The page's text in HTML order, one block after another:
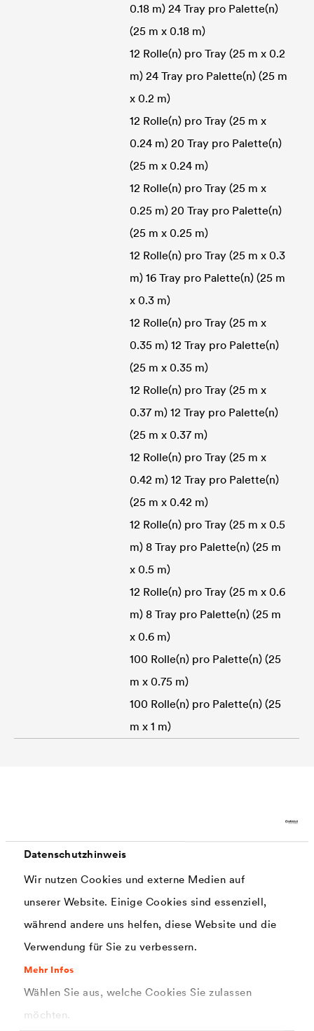
Datenschutzhinweis
Wir nutzen Cookies und externe Medien auf
unserer Website. Einige Cookies sind essenziell,
während andere uns helfen, diese Website und die
Verwendung für Sie zu verbessern.
Mehr Infos
Wählen Sie aus, welche Cookies Sie zulassen
möchten.
0.18 m) 24 Tray pro Palette(n)
(25 m x 0.18 m)
12 Rolle(n) pro Tray (25 m x 0.2
m) 24 Tray pro Palette(n) (25 m
x 0.2 m)
12 Rolle(n) pro Tray (25 m x
0.24 m) 20 Tray pro Palette(n)
(25 m x 0.24 m)
12 Rolle(n) pro Tray (25 m x
0.25 m) 20 Tray pro Palette(n)
(25 m x 0.25 m)
12 Rolle(n) pro Tray (25 m x 0.3
m) 16 Tray pro Palette(n) (25 m
x 0.3 m)
12 Rolle(n) pro Tray (25 m x
0.35 m) 12 Tray pro Palette(n)
(25 m x 0.35 m)
12 Rolle(n) pro Tray (25 m x
0.37 m) 12 Tray pro Palette(n)
(25 m x 0.37 m)
12 Rolle(n) pro Tray (25 m x
0.42 m) 12 Tray pro Palette(n)
(25 m x 0.42 m)
12 Rolle(n) pro Tray (25 m x 0.5
m) 8 Tray pro Palette(n) (25 m
x 0.5 m)
12 Rolle(n) pro Tray (25 m x 0.6
m) 8 Tray pro Palette(n) (25 m
x 0.6 m)
100 Rolle(n) pro Palette(n) (25
m x 0.75 m)
100 Rolle(n) pro Palette(n) (25
m x 1 m)